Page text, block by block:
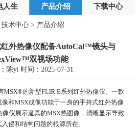
人生 产品介绍 下载中心
技术中心 > 产品介绍
外热像仪配备AutoCal™镜头与
双视场功能
陈yl 时间：2025-07-31
MSX®的新型FLIR E系列红外热像仪。一款
像和MSX成像功能于一身的手持式红外热像
像仪展示逼真的MSX热图像，清晰显示导致
侵和结构问题的根源所在。